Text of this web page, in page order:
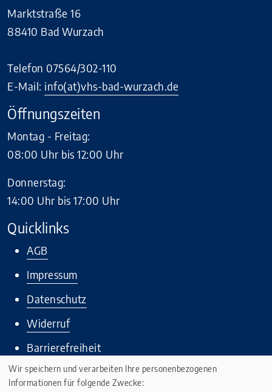
Marktstraße 16
88410 Bad Wurzach
Telefon 07564/302-110
E-Mail: info(at)vhs-bad-wurzach.de
Öffnungszeiten
Montag - Freitag:
08:00 Uhr bis 12:00 Uhr
Donnerstag:
14:00 Uhr bis 17:00 Uhr
Quicklinks
AGB
Impressum
Datenschutz
Widerruf
Barrierefreiheit
Wir speichern und verarbeiten Ihre personenbezogenen
Informationen für folgende Zwecke: